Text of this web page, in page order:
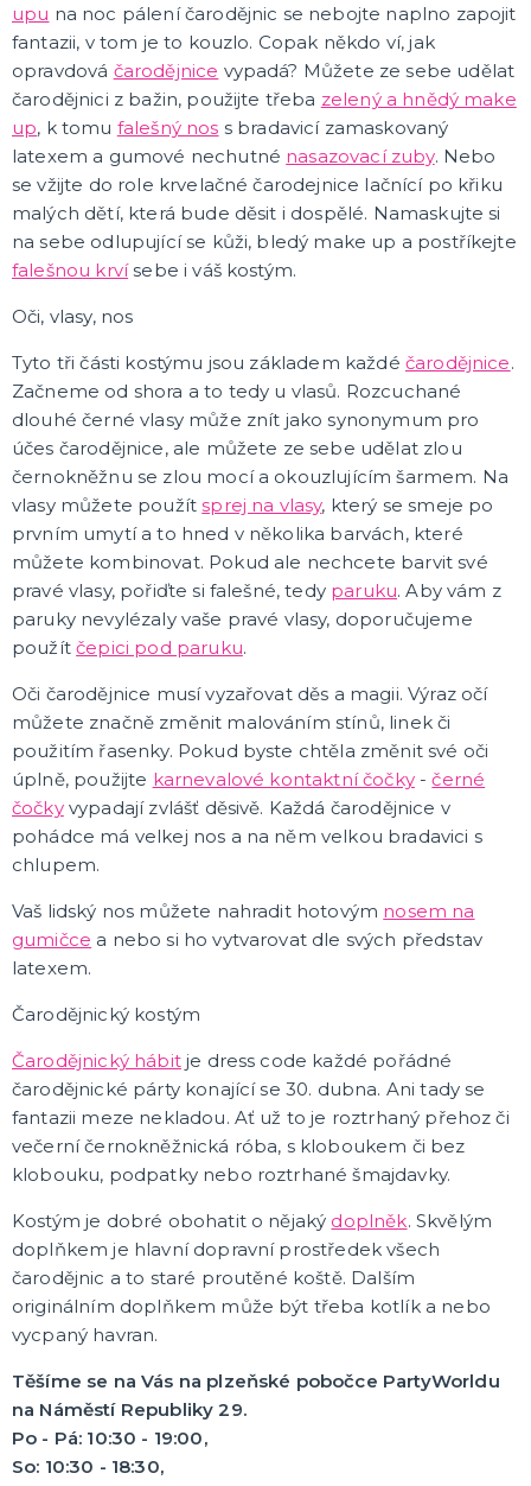
Vodou ředitelná líčidla
Olejová líčidla
Hororové efekty
Umělé řasy, tetování a rtěnky
DALŠÍ KATEGORIE
PARUKY, PŘÍČESKY, VOUSY
Dámské - profesionální kvalita
Afro paruky
Dámské karnevalové paruky
Pánské karnevalové paruky
Knírky a vousy
Barevné spreje na vlasy a tělo
Příčesky
DALŠÍ KATEGORIE
KLOBOUKY, PŘILBY A ČEPICE
Sombréra, slamáky
Čepice, čepičky, barety
Čarodějnice, strašidla
Země světa
Vtipné pokrývky hlavy
Dětské klobouky, helmy
Párty klobouky a čepice
Vánoční a zimní
Dobové, elegantní
DALŠÍ KATEGORIE
KARNEVALOVÉ MASKY
Papírové masky
Gumové a strašidelné masky
Dětské masky
Škrabošky
DALŠÍ KATEGORIE
HAVAJSKÁ PÁRTY
Havajské doplňky
Havajské věnce
Havajské sady
Havajské sukně
Havajské košile
DALŠÍ KATEGORIE
KOSTÝMY NA TĚLO - MORPHSUITY, BODYSUITY
Morphsuits
Bodysuits
KONTAKTNÍ ČOČKY
Barevné kontaktní čočky
PÁRTY DOPLŇKY
Brčka, talířky a kelímky
Dekorace
Konfety a girlandy
Párty čepičky a frkačky
Baby shower
Závěsné dekorace, spirály
Piňaty
Narozeniny
Ubrusy
Balónky
Dortové svíčky
Párty vychytávky
DALŠÍ KATEGORIE
BALÓNKY
Balónky s potiskem
Balónky s číslem
Balónky svatba a rozlučka se svobodou
Fóliové balónky
Metalické balónky
Nafukovací písmena
Nafukovací čísla a znaky
Závaží na balónky
Helium
DALŠÍ KATEGORIE
TEXTIL S POTISKEM
Pánská trička s potiskem
Dámská trička s potiskem
Trička PAT A MAT
Trenýrky s potiskem
Kalhotky s potiskem
Trička na flašku
DALŠÍ KATEGORIE
upu na noc pálení čarodějnic se nebojte naplno zapojit
fantazii, v tom je to kouzlo. Copak někdo ví, jak
opravdová čarodějnice vypadá? Můžete ze sebe udělat
čarodějnici z bažin, použijte třeba zelený a hnědý make
up, k tomu falešný nos s bradavicí zamaskovaný
latexem a gumové nechutné nasazovací zuby. Nebo
se vžijte do role krvelačné čarodejnice lačnící po křiku
malých dětí, která bude děsit i dospělé. Namaskujte si
na sebe odlupující se kůži, bledý make up a postříkejte
falešnou krvísebe i váš kostým.
Oči, vlasy, nos
Tyto tři části kostýmu jsou základem každé čarodějnice.
Začneme od shora a to tedy u vlasů. Rozcuchané
dlouhé černé vlasy může znít jako synonymum pro
účes čarodějnice, ale můžete ze sebe udělat zlou
černokněžnu se zlou mocí a okouzlujícím šarmem. Na
vlasy můžete použítsprej na vlasy, který se smeje po
prvním umytí a to hned v několika barvách, které
můžete kombinovat. Pokud ale nechcete barvit své
pravé vlasy, pořiďte si falešné, tedy paruku. Aby vám z
paruky nevylézaly vaše pravé vlasy, doporučujeme
použítčepici pod paruku.
Oči čarodějnice musí vyzařovat děs a magii. Výraz očí
můžete značně změnit malováním stínů, linek či
použitím řasenky. Pokud byste chtěla změnit své oči
úplně, použijte karnevalové kontaktní čočky-černé
čočkyvypadají zvlášť děsivě. Každá čarodějnice v
pohádce má velkej nos a na něm velkou bradavici s
chlupem.
Vaš lidský nos můžete nahradit hotovým nosem na
gumičce a nebo si ho vytvarovat dle svých představ
latexem.
Čarodějnický kostým
Čarodějnický hábitje dress code každé pořádné
čarodějnické párty konající se 30. dubna. Ani tady se
fantazii meze nekladou. Ať už to je roztrhaný přehoz či
večerní černokněžnická róba, s kloboukem či bez
klobouku, podpatky nebo roztrhané šmajdavky.
Kostým je dobré obohatit o nějaký doplněk. Skvělým
doplňkem je hlavní dopravní prostředek všech
čarodějnic a to staré proutěné koště. Dalším
originálním doplňkem může být třeba kotlík a nebo
vycpaný havran.
Těšíme se na Vás na plzeňské pobočce PartyWorldu
na Náměstí Republiky 29.
Po - Pá: 10:30 - 19:00,
So: 10:30 - 18:30,